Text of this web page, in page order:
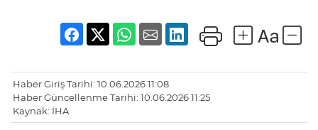
Haber Giriş Tarihi: 10.06.2026 11:08
Haber Güncellenme Tarihi: 10.06.2026 11:25
Kaynak: İHA